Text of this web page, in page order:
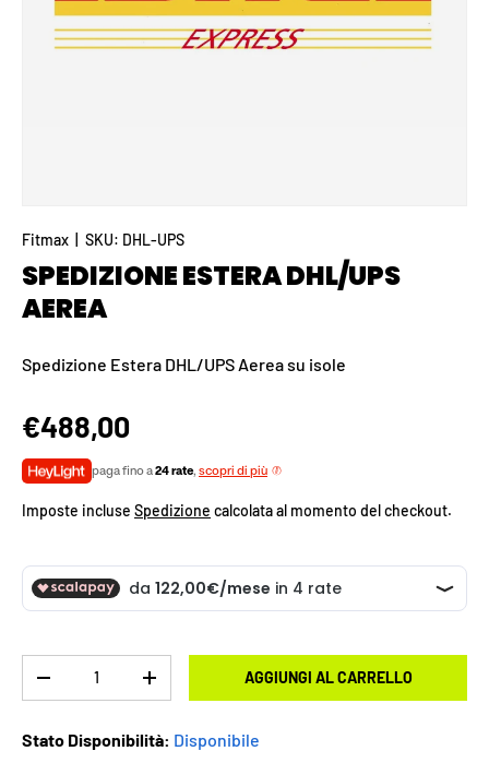
Fitmax SKU: DHL-UPS
SPEDIZIONE ESTERA DHL/UPS
AEREA
Spedizione Estera DHL/UPS Aerea su isole
€488,00
paga fino a24 rate, scopri di più
Imposte incluse Spedizione calcolata al momento del checkout.
-
+ AGGIUNGI AL CARRELLO
Stato Disponibilità: Disponibile